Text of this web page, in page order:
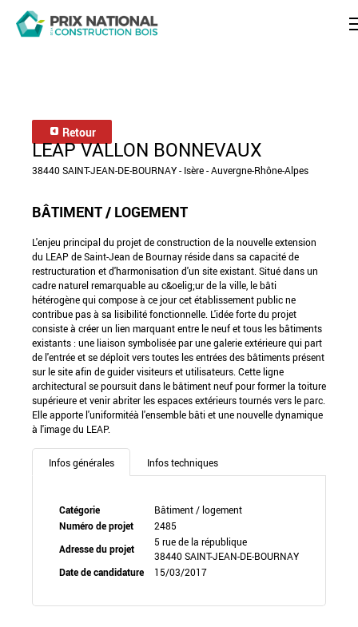
Retour
LEAP VALLON BONNEVAUX
38440 SAINT-JEAN-DE-BOURNAY - Isère - Auvergne-Rhône-Alpes
BÂTIMENT / LOGEMENT
L'enjeu principal du projet de construction de la nouvelle extension
du LEAP de Saint-Jean de Bournay réside dans sa capacité de
restructuration et d'harmonisation d'un site existant. Situé dans un
cadre naturel remarquable au c&oelig;ur de la ville, le bâti
hétérogène qui compose à ce jour cet établissement public ne
contribue pas à sa lisibilité fonctionnelle. L'idée forte du projet
consiste à créer un lien marquant entre le neuf et tous les bâtiments
existants : une liaison symbolisée par une galerie extérieure qui part
de l'entrée et se déploit vers toutes les entrées des bâtiments présent
sur le site afin de guider visiteurs et utilisateurs. Cette ligne
architectural se poursuit dans le bâtiment neuf pour former la toiture
supérieure et venir abriter les espaces extérieurs tournés vers le parc.
Elle apporte l'uniformitéà l'ensemble bâti et une nouvelle dynamique
à l'image du LEAP.
Infos générales Infos techniques
Catégorie
Bâtiment / logement
Numéro de projet
2485
Adresse du projet
5 rue de la république
38440 SAINT-JEAN-DE-BOURNAY
Date de candidature
15/03/2017